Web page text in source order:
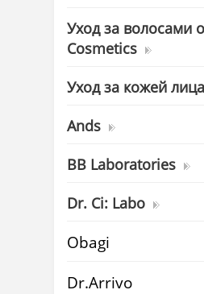
Уход за волосами
Cosmetics
Уход за кожей лица
Ands
BB Laboratories
Dr. Ci: Labo
Obagi
Dr.Arrivo